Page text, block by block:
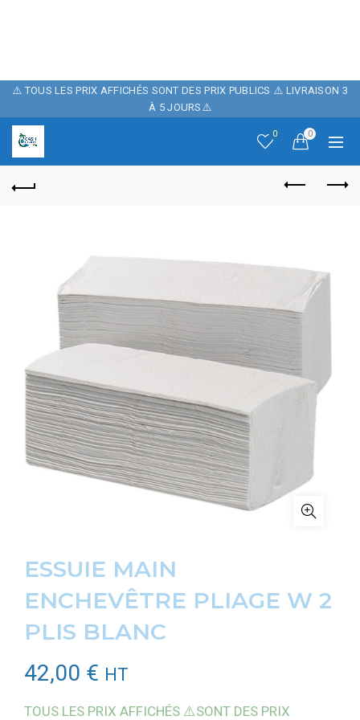
⚠️ TOUS LES PRIX AFFICHÉS SONT DES PRIX PUBLICS ⚠️ LIVRAISON 3
À 5 JOURS⚠️
0 0
ESSUIE MAIN
ENCHEVÊTRE PLIAGE W 2
PLIS BLANC
42,00 € HT
TOUS LES PRIX AFFICHÉS ⚠️SONT DES PRIX
10% DE REMISE
SUR NOTRE SITE
AVEC LE CODE